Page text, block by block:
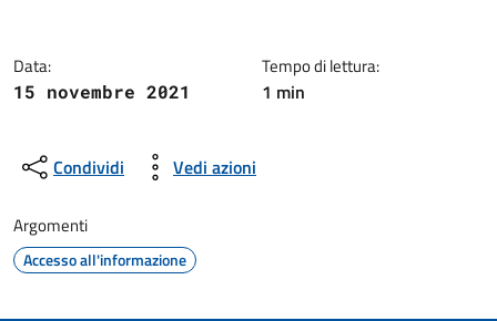
Data:
15 novembre 2021
Tempo di lettura:
1 min
Condividi Vedi azioni
Argomenti
Accesso all'informazione